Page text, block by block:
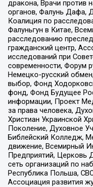
дракона, Врачи против
органов, Фалунь Дафа,
Коалиция по
Фалуньгун в Китае,
расследованию
гражданский центр,
исследований при
современности, Форум
Немецко-русский
выбор, Фонд
фонд, Фонд Будущее
информации, Проект
за права человека,
Христиан Украинской
Поколение, Духовное
Библейский Колледж,
движение, Всемирный
Предприятий, Церковь
сеть организаций по
Республика Польша,
Ассоциация развития